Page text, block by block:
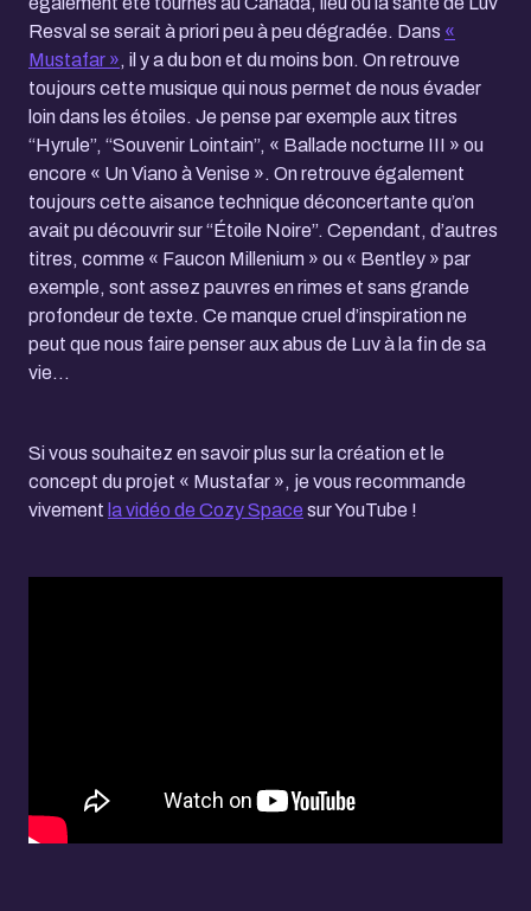
Resval se serait à priori peu à peu dégradée. Dans «
Mustafar », il y a du bon et du moins bon. On retrouve
toujours cette musique qui nous permet de nous évader
loin dans les étoiles. Je pense par exemple aux titres
“Hyrule”, “Souvenir Lointain”, « Ballade nocturne III » ou
encore « Un Viano à Venise ». On retrouve également
toujours cette aisance technique déconcertante qu’on
avait pu découvrir sur “Étoile Noire”. Cependant, d’autres
titres, comme « Faucon Millenium » ou « Bentley » par
exemple, sont assez pauvres en rimes et sans grande
profondeur de texte. Ce manque cruel d’inspiration ne
peut que nous faire penser aux abus de Luv à la fin de sa
vie…
Si vous souhaitez en savoir plus sur la création et le
concept du projet « Mustafar », je vous recommande
vivement la vidéo de Cozy Space sur YouTube !